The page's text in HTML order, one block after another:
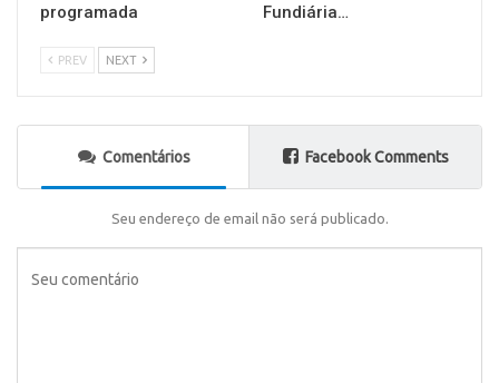
programada
Fundiária…
PREV NEXT
Comentários Facebook Comments
Seu endereço de email não será publicado.